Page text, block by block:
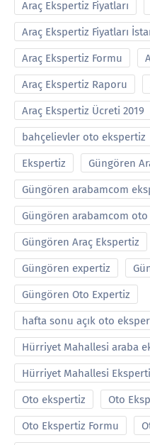
Araç Ekspertiz Fiyatları
Araç Ekspertiz Fiyatları
Araç Ekspertiz Formu
Araç Ekspertiz Raporu
Araç Ekspertiz Ücreti 2019
bahçelievler oto ekspertiz
Ekspertiz Güngören
Güngören arabamcom
Güngören arabamcom
Güngören Araç Ekspertiz
Güngören expertiz
Güngören Oto Expertiz
hafta sonu açık oto
Hürriyet Mahallesi araba
Hürriyet Mahallesi
Oto ekspertiz Oto
Oto Ekspertiz Formu